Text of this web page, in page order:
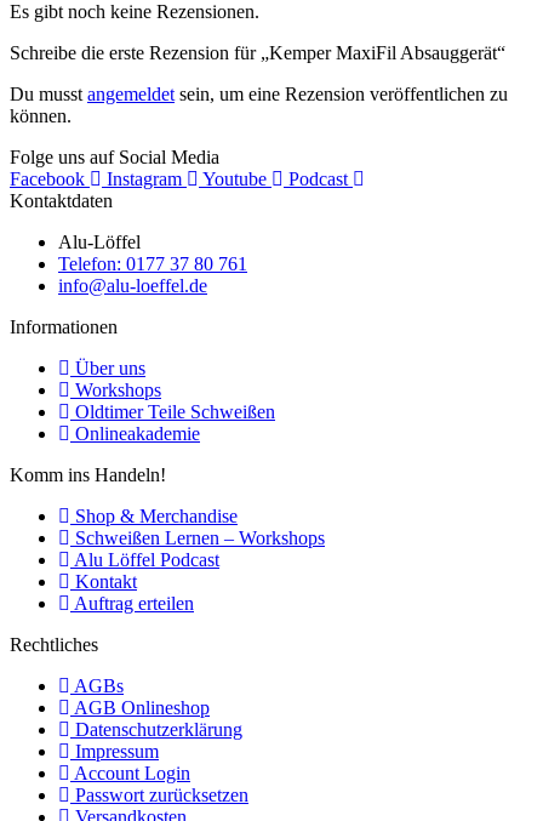
Es gibt noch keine Rezensionen.
Schreibe die erste Rezension für „Kemper MaxiFil Absauggerät“
Du musst angemeldet sein, um eine Rezension veröffentlichen zu
können.
Folge uns auf Social Media
Facebook
Instagram Youtube
Podcast
Kontaktdaten
Alu-Löffel
Telefon: 0177 37 80 761
info@alu-loeffel.de
Informationen
Über uns
Workshops
Oldtimer Teile Schweißen
Onlineakademie
Komm ins Handeln!
Shop & Merchandise
Schweißen Lernen – Workshops
Alu Löffel Podcast
Kontakt
Auftrag erteilen
Rechtliches
AGBs
AGB Onlineshop
Datenschutzerklärung
Impressum
Account Login
Passwort zurücksetzen